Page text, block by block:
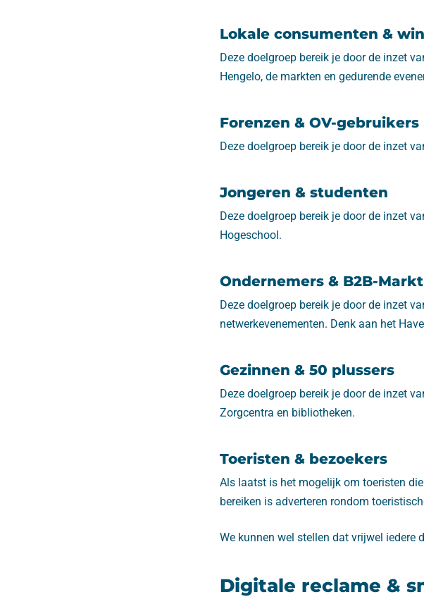
Lokale consumenten &
Deze doelgroep bereik je door de inzet
Hengelo, de markten en gedurende
Forenzen & OV-gebruikers
Deze doelgroep bereik je door de inzet
Jongeren & studenten
Deze doelgroep bereik je door de inzet
Hogeschool.
Ondernemers & B2B-Markt
Deze doelgroep bereik je door de inzet
netwerkevenementen. Denk aan het
Gezinnen & 50 plussers
Deze doelgroep bereik je door de inzet
Zorgcentra en bibliotheken.
Toeristen & bezoekers
Als laatst is het mogelijk om toeristen
bereiken is adverteren rondom
We kunnen wel stellen dat vrijwel iedere
Digitale reclame &